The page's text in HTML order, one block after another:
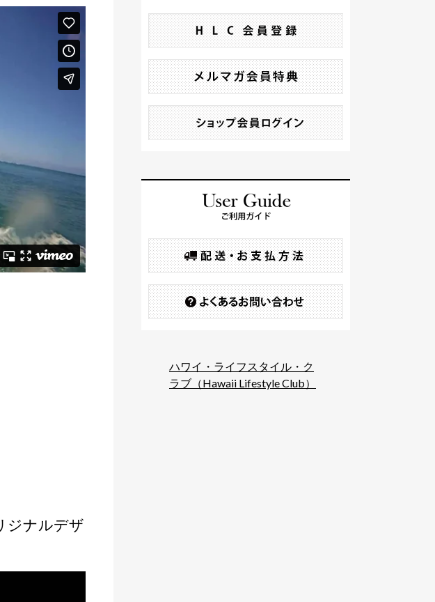
ジナルデザ
ハワイ・ライフスタイル・ク
ラブ（Hawaii Lifestyle Club）